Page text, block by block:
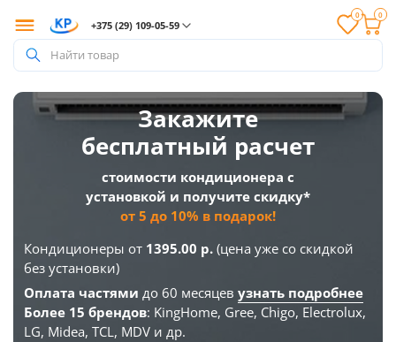
+375 (29) 109-05-59
0 0
Найти товар
Закажите
бесплатный расчет
стоимости кондиционера с
установкой и получите скидку*
от 5 до 10% в подарок!
Кондиционеры от 1395.00 р. (цена уже со скидкой
без установки)
Оплата частямидо 60 месяцевузнать подробнее
Более 15 брендов: KingHome, Gree, Chigo, Electrolux,
LG, Midea, TCL, MDV и др.